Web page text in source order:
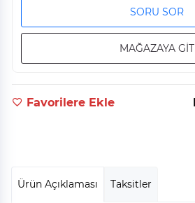
SORU SOR
MAĞAZAYA GİT
Favorilere Ekle
Ürün Açıklaması Taksitler